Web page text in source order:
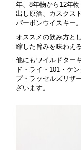
年、8年物から12年
出し原酒、カスクス
バーボンウイスキー。
オススメの飲み方と
縮した旨みを味わえ
他にもワイルドター
ド・ライ・101・ケ
プ・ラッセルズリザ
ざいます。